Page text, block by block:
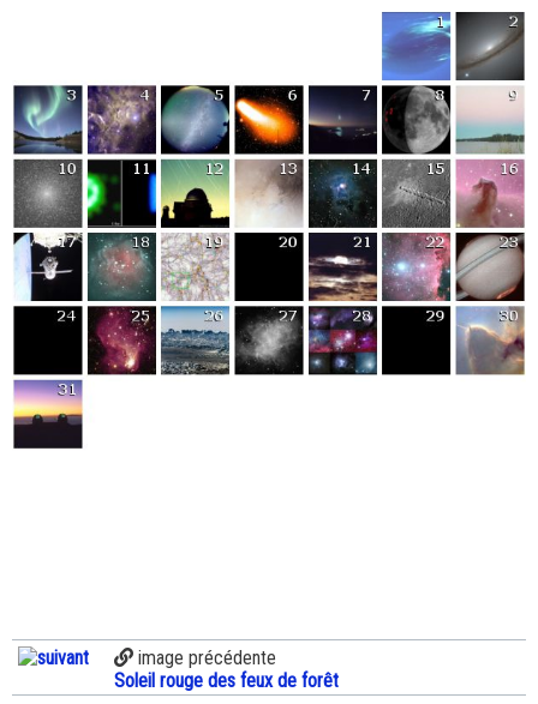
image précédente
Soleil rouge des feux de forêt